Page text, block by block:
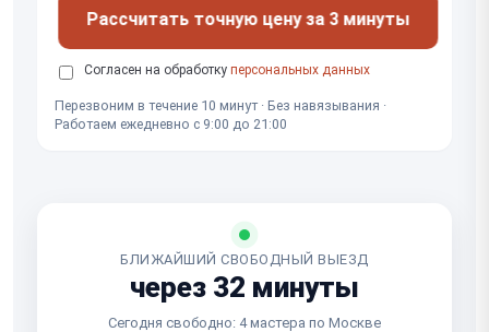
Рассчитать точную цену за 3 минуты
Согласен на обработку персональных данных
Перезвоним в течение 10 минут · Без навязывания ·
Работаем ежедневно с 9:00 до 21:00
БЛИЖАЙШИЙ СВОБОДНЫЙ ВЫЕЗД
через 32 минуты
Сегодня свободно: 4 мастера по Москве